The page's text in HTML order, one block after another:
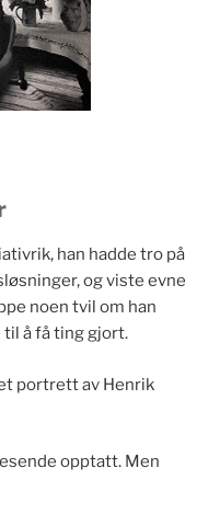
han hadde tro på
og viste evne
noen tvil om han
til å få ting gjort.
portrett av Henrik
opptatt. Men